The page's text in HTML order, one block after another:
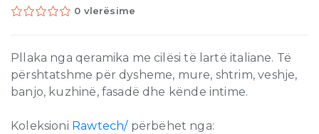
0 vlerësime
Pllaka nga qeramika me cilësi të lartë italiane. Të
përshtatshme për dysheme, mure, shtrim, veshje,
banjo, kuzhinë, fasadë dhe kënde intime.
Koleksioni Rawtech/përbëhet nga: